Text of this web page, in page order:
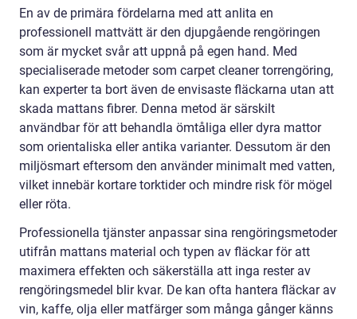
En av de primära fördelarna med att anlita en
professionell mattvätt är den djupgående rengöringen
som är mycket svår att uppnå på egen hand. Med
specialiserade metoder som carpet cleaner torrengöring,
kan experter ta bort även de envisaste fläckarna utan att
skada mattans fibrer. Denna metod är särskilt
användbar för att behandla ömtåliga eller dyra mattor
som orientaliska eller antika varianter. Dessutom är den
miljösmart eftersom den använder minimalt med vatten,
vilket innebär kortare torktider och mindre risk för mögel
eller röta.
Professionella tjänster anpassar sina rengöringsmetoder
utifrån mattans material och typen av fläckar för att
maximera effekten och säkerställa att inga rester av
rengöringsmedel blir kvar. De kan ofta hantera fläckar av
vin, kaffe, olja eller matfärger som många gånger känns